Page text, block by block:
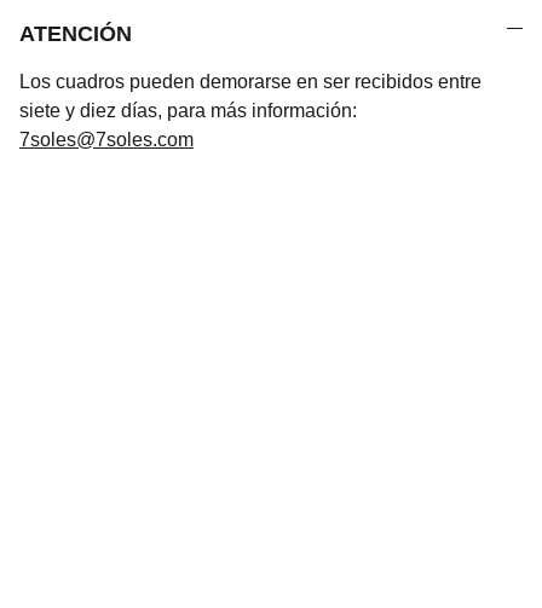
ATENCIÓN
Los cuadros pueden demorarse en ser recibidos entre
siete y diez días, para más información:
7soles@7soles.com